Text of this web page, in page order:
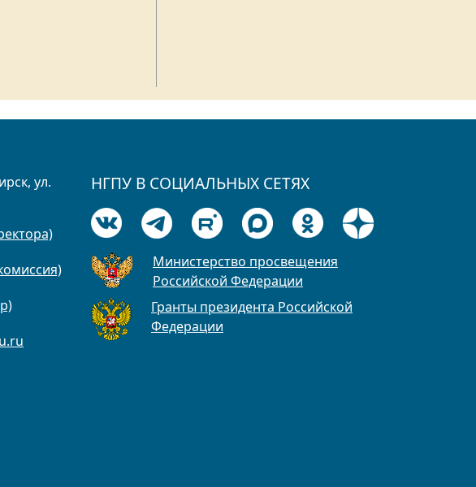
ул.
НГПУ В СОЦИАЛЬНЫХ СЕТЯХ
Министерство просвещения
Российской Федерации
Гранты президента Российской
Федерации